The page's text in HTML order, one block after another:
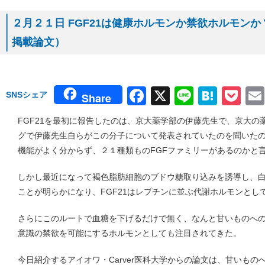
２月２１日 FGF21は健康ホルモンか禁欲ホルモン
掲載論文）
SNSシェア Share Facebook
X Line
FGF21を最初に報告したのは、京大薬学部の伊藤先生で、京大の
グで伊藤先生自らがこの分子について発表されていたのを聞いた
機能がよく分からず、２１種類ものFGFファミリーがあるのかと
しかし最近になって褐色脂肪細胞のブドウ糖取り込みを誘導し、
ことが明らかになり、FGF21はレプチンに並ぶ代謝ホルモンとし
さらにこのルートで血糖を下げるだけで無く、なんと甘いものへ
意識の禁欲を可能にするホルモンとしても注目されてきた。
今日紹介するアイオワ・Carver医科大学からの論文は、甘いもの